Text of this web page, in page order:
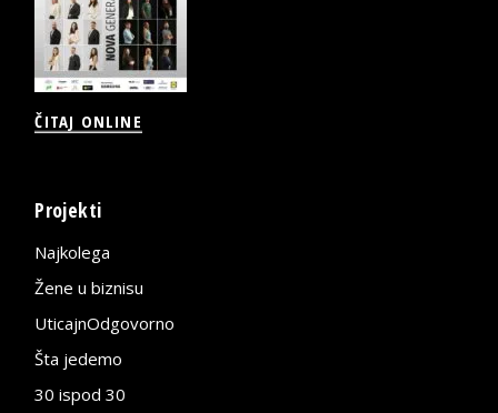
ČITAJ ONLINE
Projekti
Najkolega
Žene u biznisu
UticajnOdgovorno
Šta jedemo
30 ispod 30